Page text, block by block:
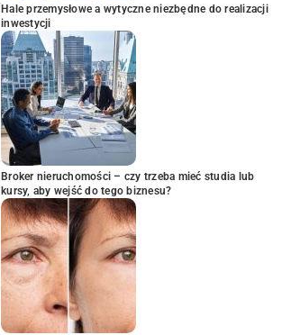
Hale przemysłowe a wytyczne niezbędne do realizacji
inwestycji
Broker nieruchomości – czy trzeba mieć studia lub
kursy, aby wejść do tego biznesu?